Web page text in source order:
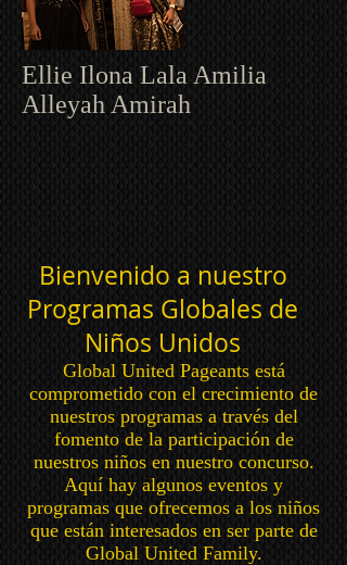
Ellie Ilona Lala Amilia
Alleyah Amirah
Bienvenido a nuestro
Programas Globales de
Niños Unidos
Global United Pageants está
comprometido con el crecimiento de
nuestros programas a través del
fomento de la participación de
nuestros niños en nuestro concurso.
Aquí hay algunos eventos y
programas que ofrecemos a los niños
que están interesados en ser parte de
Global United Family.